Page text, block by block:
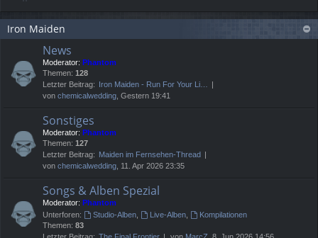
Iron Maiden
News
Moderator: Phantom
Themen: 128
Letzter Beitrag: Iron Maiden - Run For Your Li…
von chemicalwedding , Gestern 19:41
Sonstiges
Moderator: Phantom
Themen: 127
Letzter Beitrag: Maiden im Fernsehen-Thread
von chemicalwedding , 11. Apr 2026 23:35
Songs & Alben Spezial
Moderator: Phantom
Unterforen:
Studio-Alben, Live-Alben,
Kompilationen
Themen: 83